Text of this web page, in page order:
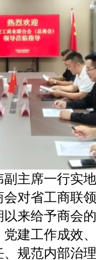
主席一行实地
对省工商联
来给予商会
建工作成效
规范内部治